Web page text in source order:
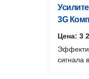
3G
Цена: 3
сигнала